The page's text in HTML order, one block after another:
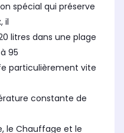
spécial qui préserve
il
litres dans une plage
95
particulièrement vite
constante de
le Chauffage et le